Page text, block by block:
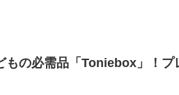
もの必需品「Toniebox」！プ